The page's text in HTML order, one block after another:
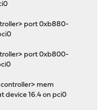
port 0xb880-
port 0xb800-
controller> mem
16.4 on pci0